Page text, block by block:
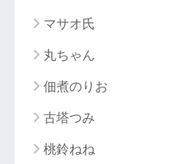
マサオ氏
丸ちゃん
佃煮のりお
古塔つみ
桃鈴ねね